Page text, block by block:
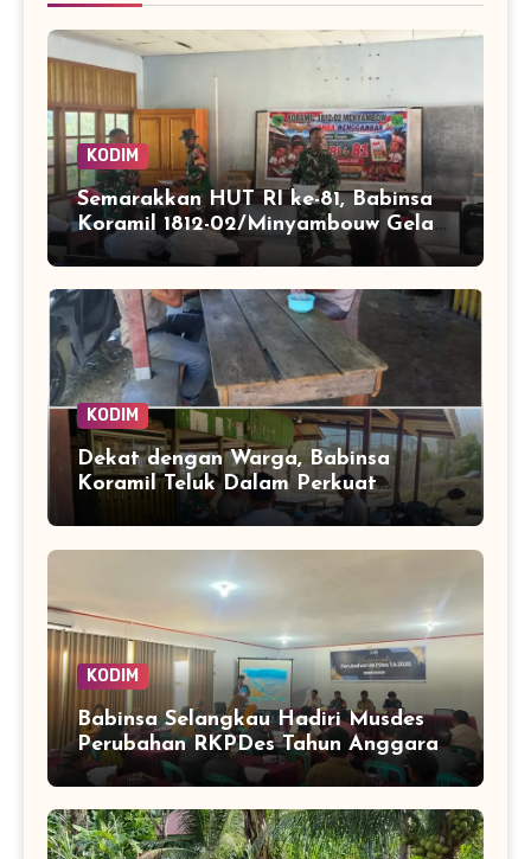
KODIM
Semarakkan HUT RI ke-81, Babinsa
Koramil 1812-02/Minyambouw Gelar
Aksi Peduli dan Lomba
KODIM
Dekat dengan Warga, Babinsa
Koramil Teluk Dalam Perkuat
Pembinaan Wilayah Simeulue
KODIM
Babinsa Selangkau Hadiri Musdes
Perubahan RKPDes Tahun Anggaran
2026